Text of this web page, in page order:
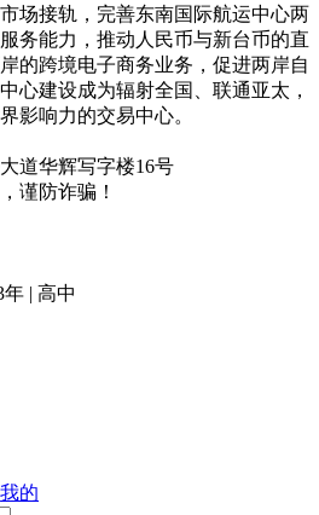
场接轨，完善东南国际航运中心两
务能力，推动人民币与新台币的直
的跨境电子商务业务，促进两岸自
心建设成为辐射全国、联通亚太，
影响力的交易中心。
道华辉写字楼16号
谨防诈骗！
| 高中
我的